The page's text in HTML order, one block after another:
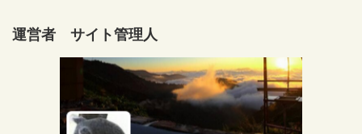
運営者 サイト管理人